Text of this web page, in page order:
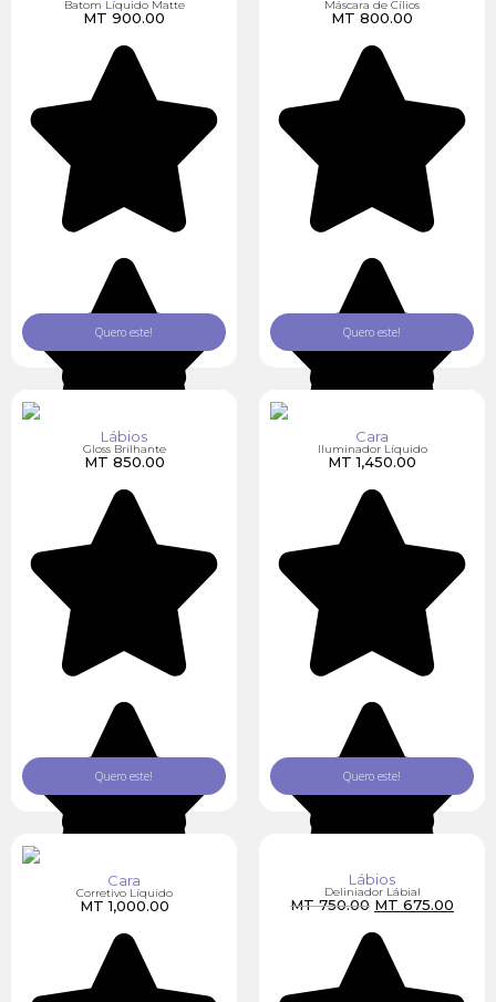
Batom Líquido Matte
MT 900.00
Quero este!
Máscara de Cílios
MT 800.00
Quero este!
Lábios
Gloss Brilhante
MT 850.00
Quero este!
Cara
Iluminador Líquido
MT 1,450.00
Quero este!
Cara
Corretivo Líquido
MT 1,000.00
Lábios
Deliniador Lábial
MT750.00 MT 675.00